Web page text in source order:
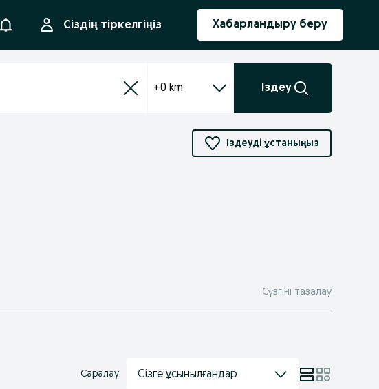
АқпараттандыруСіздің тіркелгіңіз Хабарландыру беру
+0 km Іздеу
Іздеуді ұстаныңыз
Сүзгіні тазалау
Саралау: Сізге ұсынылғандар